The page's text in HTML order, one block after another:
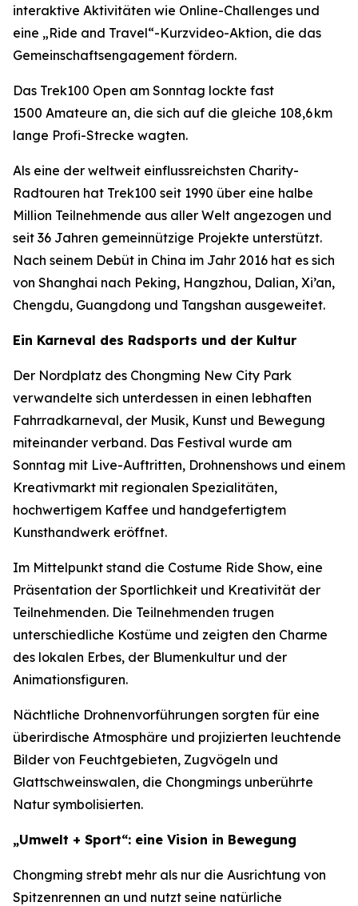
interaktive Aktivitäten wie Online-Challenges und
eine „Ride and Travel“-Kurzvideo-Aktion, die das
Gemeinschaftsengagement fördern.
Das Trek100 Open am Sonntag lockte fast
1500 Amateure an, die sich auf die gleiche 108,6 km
lange Profi-Strecke wagten.
Als eine der weltweit einflussreichsten Charity-
Radtouren hat Trek100 seit 1990 über eine halbe
Million Teilnehmende aus aller Welt angezogen und
seit 36 Jahren gemeinnützige Projekte unterstützt.
Nach seinem Debüt in China im Jahr 2016 hat es sich
von Shanghai nach Peking, Hangzhou, Dalian, Xi’an,
Chengdu, Guangdong und Tangshan ausgeweitet.
Ein Karneval des Radsports und der Kultur
Der Nordplatz des Chongming New City Park
verwandelte sich unterdessen in einen lebhaften
Fahrradkarneval, der Musik, Kunst und Bewegung
miteinander verband. Das Festival wurde am
Sonntag mit Live-Auftritten, Drohnenshows und einem
Kreativmarkt mit regionalen Spezialitäten,
hochwertigem Kaffee und handgefertigtem
Kunsthandwerk eröffnet.
Im Mittelpunkt stand die Costume Ride Show, eine
Präsentation der Sportlichkeit und Kreativität der
Teilnehmenden. Die Teilnehmenden trugen
unterschiedliche Kostüme und zeigten den Charme
des lokalen Erbes, der Blumenkultur und der
Animationsfiguren.
Nächtliche Drohnenvorführungen sorgten für eine
überirdische Atmosphäre und projizierten leuchtende
Bilder von Feuchtgebieten, Zugvögeln und
Glattschweinswalen, die Chongmings unberührte
Natur symbolisierten.
„Umwelt + Sport“: eine Vision in Bewegung
Chongming strebt mehr als nur die Ausrichtung von
Spitzenrennen an und nutzt seine natürliche